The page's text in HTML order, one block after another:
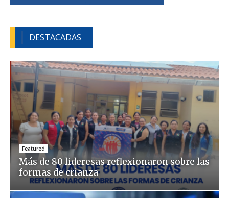
DESTACADAS
Featured
Más de 80 lideresas reflexionaron sobre las
formas de crianza